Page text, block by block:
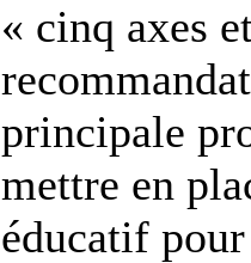
« cinq axes
principale
mettre en
éducatif